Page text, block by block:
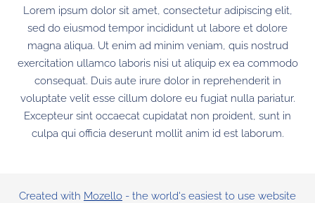
Lorem ipsum dolor sit amet, consectetur adipiscing elit,
sed do eiusmod tempor incididunt ut labore et dolore
magna aliqua. Ut enim ad minim veniam, quis nostrud
exercitation ullamco laboris nisi ut aliquip ex ea commodo
consequat. Duis aute irure dolor in reprehenderit in
voluptate velit esse cillum dolore eu fugiat nulla pariatur.
Excepteur sint occaecat cupidatat non proident, sunt in
culpa qui officia deserunt mollit anim id est laborum.
Created with Mozello - the world's easiest to use website